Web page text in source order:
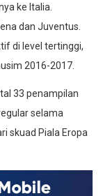
ke Italia.
dan Juventus.
di level tertinggi,
2016-2017.
33 penampilan
selama
skuad Piala Eropa